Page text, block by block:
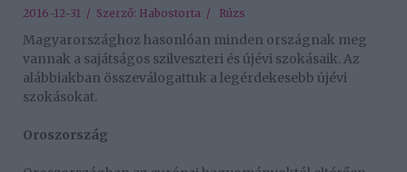
2016-12-31 / Szerző: Habostorta / Rúzs
Magyarországhoz hasonlóan minden országnak meg
vannak a sajátságos szilveszteri és újévi szokásaik. Az
alábbiakban összeválogattuk a legérdekesebb újévi
szokásokat.
Oroszország